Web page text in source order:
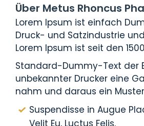
Über Metus Rhoncus
Lorem Ipsum ist einfach
Druck- und Satzindustrie
Lorem Ipsum ist seit den
Standard-Dummy-Text der
unbekannter Drucker eine
nahm und daraus ein
Suspendisse in Augue
Velit Eu, Luctus Felis.